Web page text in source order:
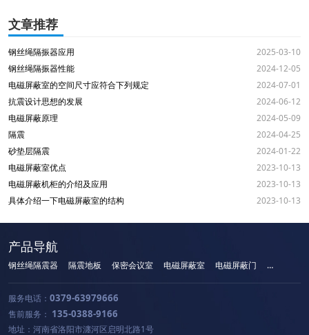
文章推荐
钢丝绳隔振器应用
2025-03-10
钢丝绳隔振器性能
2024-12-05
电磁屏蔽室的空间尺寸应符合下列规定
2024-07-01
抗震设计思想的发展
2024-06-12
电磁屏蔽原理
2024-05-09
隔震
2024-04-25
砂垫层隔震
2024-01-22
电磁屏蔽室优点
2023-10-13
电磁屏蔽机柜的介绍及应用
2023-10-13
具体介绍一下电磁屏蔽室的结构
2023-10-13
产品导航
钢丝绳隔震器 隔震地板 保密会议室 电磁屏蔽室 电磁屏蔽门 手机屏蔽柜
服务电话： 0379-63979666
售前服务： 135-0388-9166
地址：河南省洛阳市瀍河区启明北路1号